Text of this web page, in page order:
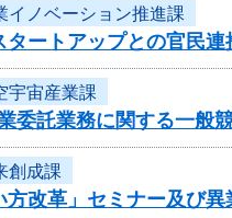
イノベーション推進課
タートアップとの官民
宇宙産業課
委託業務に関する一般
創成課
改革」セミナー及び